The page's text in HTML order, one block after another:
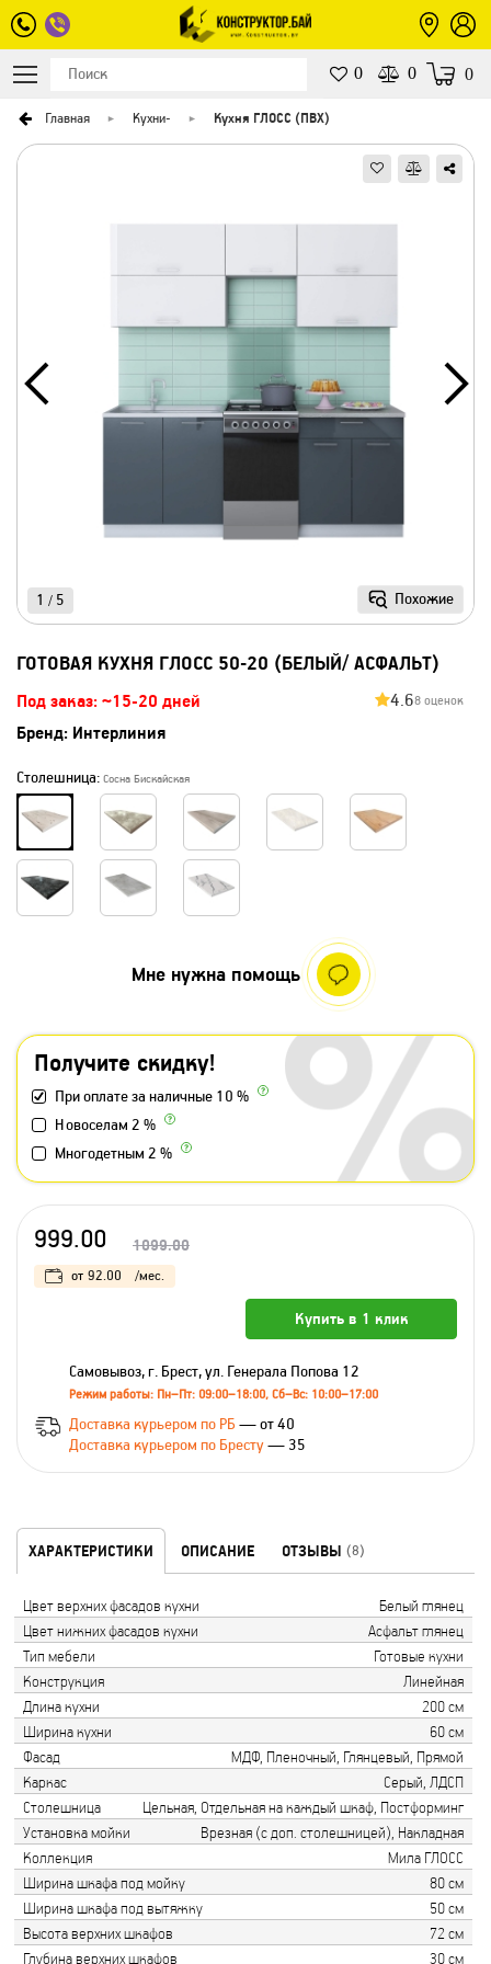
0 0 0
Главная Кухни- Кухня ГЛОСС (ПВХ)
Похожие
1 / 5
ГОТОВАЯ КУХНЯ ГЛОСС 50-20 (БЕЛЫЙ/ АСФАЛЬТ)
Под заказ: ~15-20 дней 4.68 оценок
Бренд: Интерлиния
Столешница: Сосна Бискайская
Получите скидку!
При оплате за наличные 10 %
Новоселам 2 %
Многодетным 2 %
Мне нужна помощь
999.00 1099.00
от 92.00 /мес.
Купить в 1 клик
Самовывоз, г. Брест, ул. Генерала Попова 12
Режим работы: Пн–Пт: 09:00–18:00, Сб–Вс: 10:00–17:00
Доставка курьером по РБ — от 40
Доставка курьером по Бресту— 35
ХАРАКТЕРИСТИКИ ОПИСАНИЕ ОТЗЫВЫ (8)
Цвет верхних фасадов кухни
Белый глянец
Цвет нижних фасадов кухни
Асфальт глянец
Тип мебели
Готовые кухни
Конструкция
Линейная
Длина кухни
200 см
Ширина кухни
60 см
Фасад
МДФ, Пленочный, Глянцевый, Прямой
Каркас
Серый, ЛДСП
Столешница
Цельная, Отдельная на каждый шкаф, Постформинг
Установка мойки
Врезная (с доп. столешницей), Накладная
Коллекция
Мила ГЛОСС
Ширина шкафа под мойку
80 см
Ширина шкафа под вытяжку
50 см
Высота верхних шкафов
72 см
Глубина верхних шкафов
30 см